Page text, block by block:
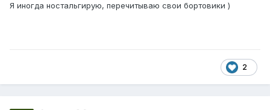
Я иногда ностальгирую, перечитываю свои бортовики )
2